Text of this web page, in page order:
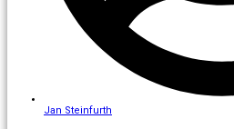
Jan Steinfurth